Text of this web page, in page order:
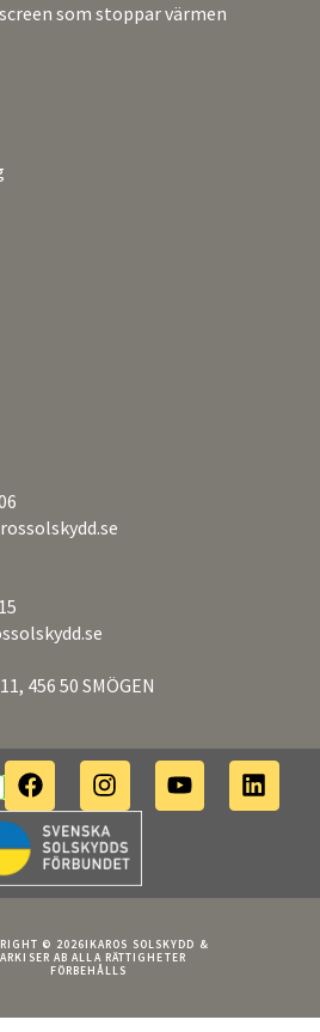
som stoppar värmen
456 50 SMÖGEN
© 2026IKAROS SOLSKYDD &
AB ALLA RÄTTIGHETER
FÖRBEHÅLLS